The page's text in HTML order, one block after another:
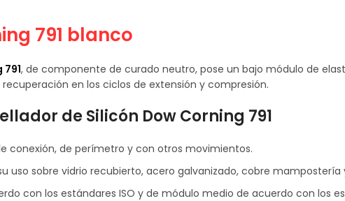
791 blanco
, de componente de curado neutro, pose un bajo módulo de
en los ciclos de extensión y compresión.
de Silicón Dow Corning 791
conexión, de perímetro y con otros movimientos.
uso sobre vidrio recubierto, acero galvanizado, cobre mampostería
con los estándares ISO y de módulo medio de acuerdo con los